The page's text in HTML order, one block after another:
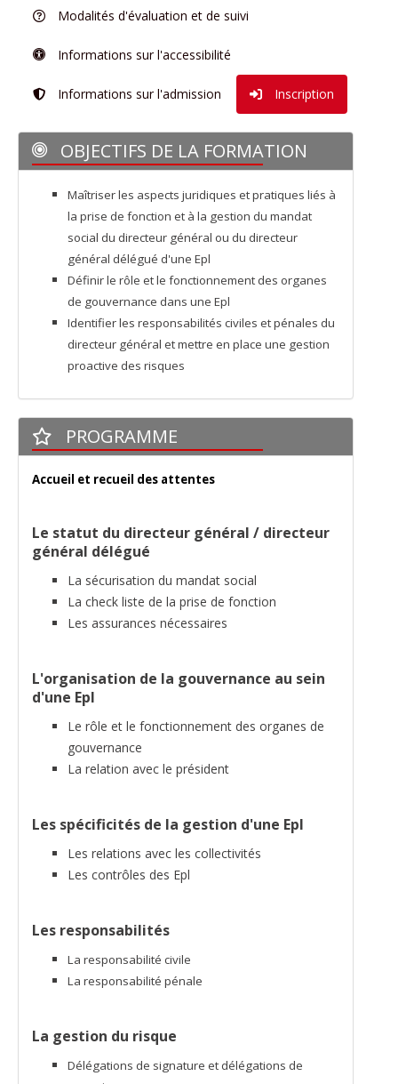
Modalités d'évaluation et de suivi
Informations sur l'accessibilité
Informations sur l'admission Inscription
OBJECTIFS DE LA FORMATION
Maîtriser les aspects juridiques et pratiques liés à
la prise de fonction et à la gestion du mandat
social du directeur général ou du directeur
général délégué d'une Epl
Définir le rôle et le fonctionnement des organes
de gouvernance dans une Epl
Identifier les responsabilités civiles et pénales du
directeur général et mettre en place une gestion
proactive des risques
PROGRAMME
Accueil et recueil des attentes
Le statut du directeur général / directeur
général délégué
La sécurisation du mandat social
La check liste de la prise de fonction
Les assurances nécessaires
L'organisation de la gouvernance au sein
d'une Epl
Le rôle et le fonctionnement des organes de
gouvernance
La relation avec le président
Les spécificités de la gestion d'une Epl
Les relations avec les collectivités
Les contrôles des Epl
Les responsabilités
La responsabilité civile
La responsabilité pénale
La gestion du risque
Délégations de signature et délégations de